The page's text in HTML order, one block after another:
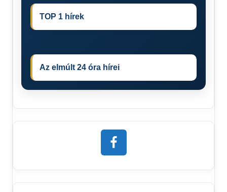
TOP 1 hírek
Az elmúlt 24 óra hírei